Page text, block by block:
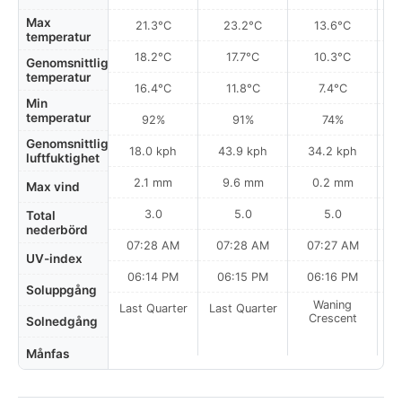
Max
temperatur
Genomsnittlig
temperatur
Min
temperatur
Genomsnittlig
luftfuktighet
Max vind
Total
nederbörd
UV-index
Soluppgång
Solnedgång
Månfas
21.3°C
18.2°C
16.4°C
92%
18.0 kph
2.1 mm
3.0
07:28 AM
06:14 PM
Last Quarter
23.2°C
17.7°C
11.8°C
91%
43.9 kph
9.6 mm
5.0
07:28 AM
06:15 PM
Last Quarter
13.6°C
10.3°C
7.4°C
74%
34.2 kph
0.2 mm
5.0
07:27 AM
06:16 PM
Waning
Crescent